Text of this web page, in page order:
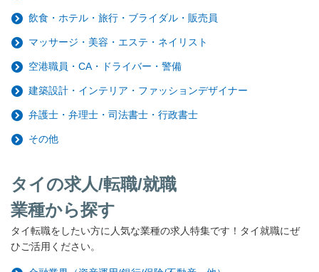
飲食・ホテル・旅行・ブライダル・販売員
マッサージ・美容・エステ・ネイリスト
空港職員・CA・ドライバー・警備
建築設計・インテリア・ファッションデザイナー
弁護士・弁理士・司法書士・行政書士
その他
タイの求人/転職/就職
業種から探す
タイ転職をしたい方に人気な業種の求人特集です！タイ就職にぜ
ひご活用ください。